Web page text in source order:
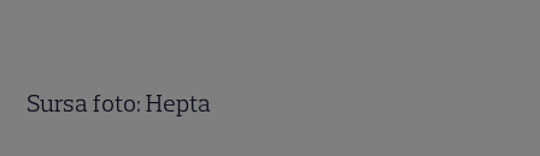
Sursa foto: Hepta